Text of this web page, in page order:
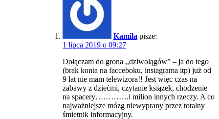
Kamila pisze:
1 lipca 2019 o 09:27
Dołączam do grona ,,dziwolągów” – ja do tego
(brak konta na facceboku, instagrama itp) już od
9 lat nie mam telewizora!! Jest więc czas na
zabawy z dziećmi, czytanie książek, chodzenie
na spacery………….i milion innych rzeczy. A co
najważniejsze mózg niewyprany przez totalny
śmietnik informacyjny.